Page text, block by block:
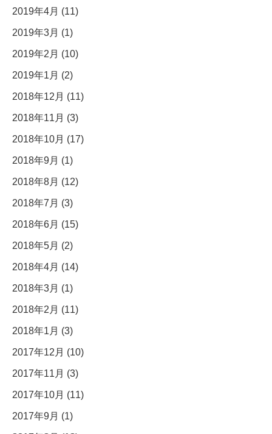
2019年4月 (11)
2019年3月 (1)
2019年2月 (10)
2019年1月 (2)
2018年12月 (11)
2018年11月 (3)
2018年10月 (17)
2018年9月 (1)
2018年8月 (12)
2018年7月 (3)
2018年6月 (15)
2018年5月 (2)
2018年4月 (14)
2018年3月 (1)
2018年2月 (11)
2018年1月 (3)
2017年12月 (10)
2017年11月 (3)
2017年10月 (11)
2017年9月 (1)